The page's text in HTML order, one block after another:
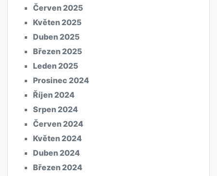
Červen 2025
Květen 2025
Duben 2025
Březen 2025
Leden 2025
Prosinec 2024
Říjen 2024
Srpen 2024
Červen 2024
Květen 2024
Duben 2024
Březen 2024